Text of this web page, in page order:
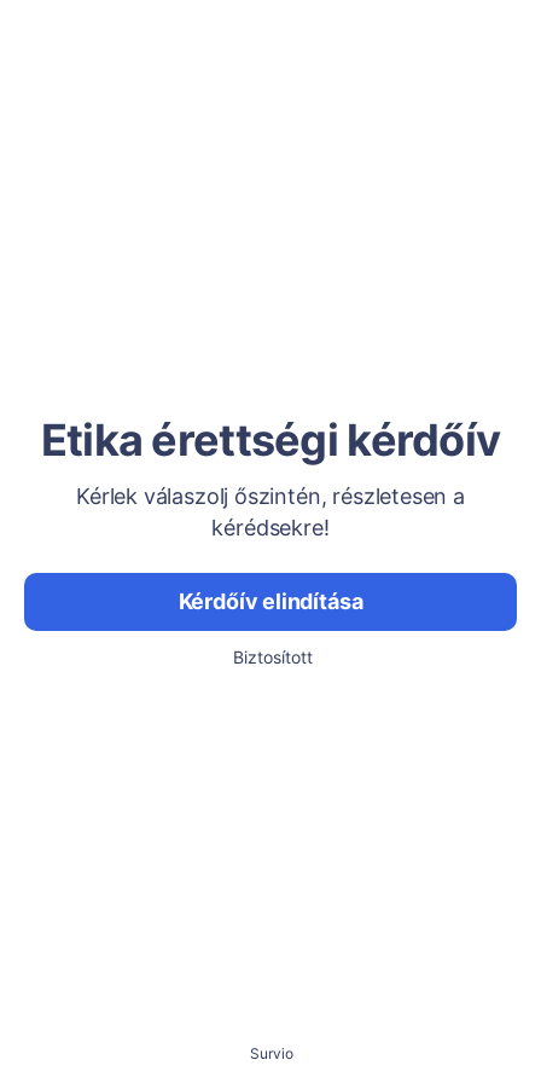
Etika érettségi kérdőív
Kérlek válaszolj őszintén, részletesen a
kérédsekre!
Kérdőív elindítása
Biztosított
Survio